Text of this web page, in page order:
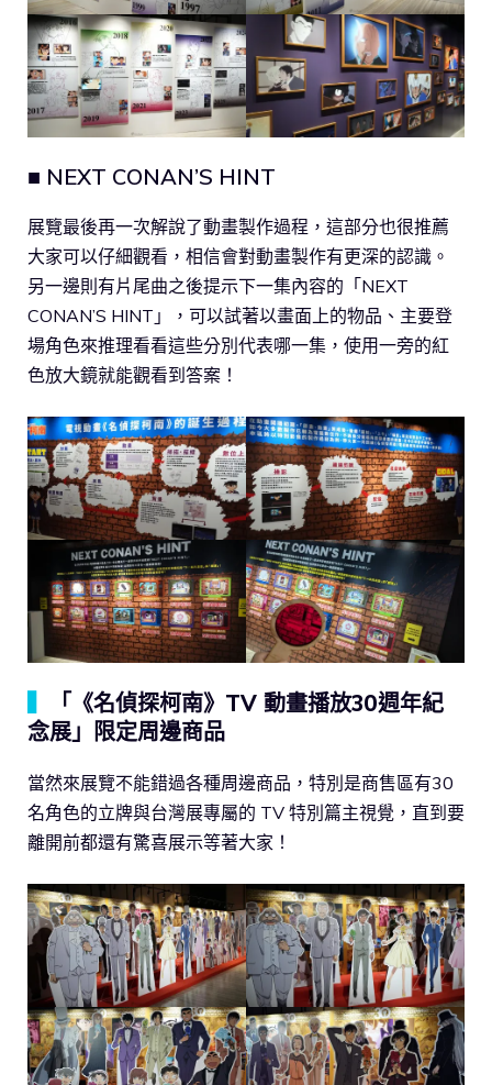
■ NEXT CONAN’S HINT
展覽最後再一次解說了動畫製作過程，這部分也很推薦
大家可以仔細觀看，相信會對動畫製作有更深的認識。
另一邊則有片尾曲之後提示下一集內容的「NEXT
CONAN’S HINT」，可以試著以畫面上的物品、主要登
場角色來推理看看這些分別代表哪一集，使用一旁的紅
色放大鏡就能觀看到答案！
「《名偵探柯南》TV 動畫播放30週年紀
念展」限定周邊商品
當然來展覽不能錯過各種周邊商品，特別是商售區有30
名角色的立牌與台灣展專屬的 TV 特別篇主視覺，直到要
離開前都還有驚喜展示等著大家！